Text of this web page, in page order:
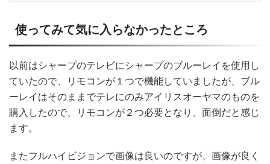
使ってみて気に入らなかったところ
以前はシャープのテレビにシャープのブルーレイを使用し
ていたので、リモコンが１つで機能していましたが、ブル
ーレイはそのままでテレにのみアイリスオーヤマのものを
購入したので、リモコンが２つ必要となり、面倒だと感じ
ます。
またフルハイビジョンで画像は良いのですが、画像が良く